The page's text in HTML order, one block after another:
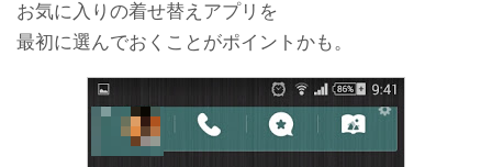
お気に入りの着せ替えアプリを
最初に選んでおくことがポイントかも。